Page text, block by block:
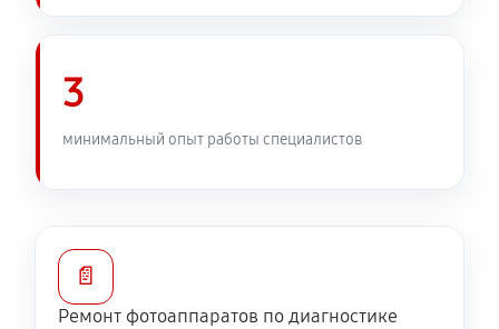
Замена диска управления
Юстировка фотоаппарата Canon EOS 1100D
3
минимальный опыт работы специалистов
📄
Ремонт фотоаппаратов по диагностике